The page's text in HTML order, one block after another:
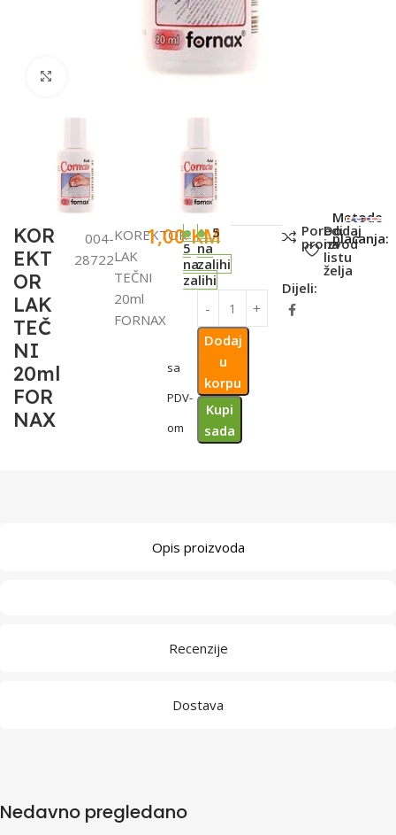
Click to enlarge
KOR
EKT
OR
LAK
TEČ
NI
20ml
FOR
NAX
SKU:
004-
28722
KOREKTOR
LAK
TEČNI
20ml
FORNAX
1,00KM
sa
PDV-
om
5
na
zalihi
5
na
zalihi
Dodaj
u
korpu
Kupi
sada
Poredi
proizvod
Dodaj
na
listu
želja
Dijeli:
Metode
plaćanja:
Opis proizvoda
Recenzije
Dostava
Nedavno pregledano